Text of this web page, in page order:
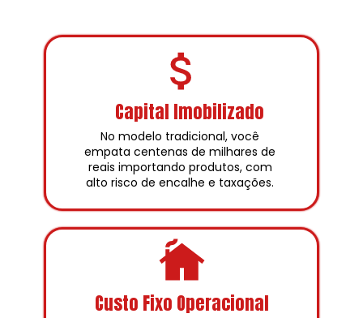
Capital Imobilizado
Custo Fixo Operacional
No modelo tradicional, você
empata centenas de milhares de
reais importando produtos, com
alto risco de encalhe e taxações.